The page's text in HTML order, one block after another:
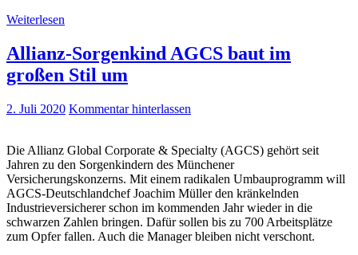
Weiterlesen
Allianz-Sorgenkind AGCS baut im
großen Stil um
2. Juli 2020 Kommentar hinterlassen
Die Allianz Global Corporate & Specialty (AGCS) gehört seit
Jahren zu den Sorgenkindern des Münchener
Versicherungskonzerns. Mit einem radikalen Umbauprogramm will
AGCS-Deutschlandchef Joachim Müller den kränkelnden
Industrieversicherer schon im kommenden Jahr wieder in die
schwarzen Zahlen bringen. Dafür sollen bis zu 700 Arbeitsplätze
zum Opfer fallen. Auch die Manager bleiben nicht verschont.